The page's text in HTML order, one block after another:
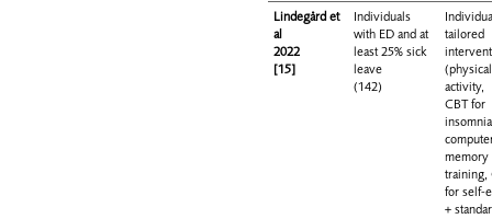
Lindegård et
al
2022
[15]
Individuals
with ED and at
least 25% sick
leave
(142)
tailored
(physical
activity,
CBT for
memory
training,
for self-
+